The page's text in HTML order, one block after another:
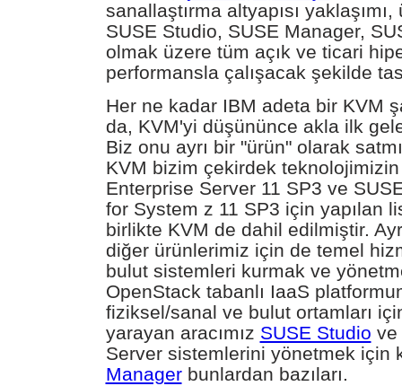
sanallaştırma altyapısı
SUSE Studio, SUSE Manager,
olmak üzere tüm açık ve ticari
performansla çalışacak şekilde
Her ne kadar IBM adeta bir KVM
da, KVM'yi düşününce akla ilk
Biz onu ayrı bir "ürün" olarak
KVM bizim çekirdek
Enterprise Server 11 SP3 ve
for System z 11 SP3 için yapılan
birlikte KVM de dahil edilmiştir.
diğer ürünlerimiz için de temel
bulut sistemleri kurmak ve
OpenStack tabanlı IaaS
fiziksel/sanal ve bulut ortamları
yarayan aracımız SUSE Studio ve
Server sistemlerini yönetmek için
Managerbunlardan bazıları.